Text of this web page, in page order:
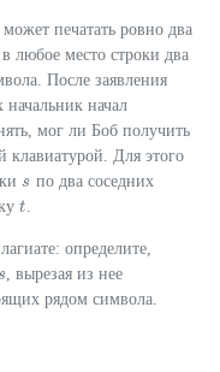
печатать ровно два
любое место строки два
После заявления
начал
мог ли Боб получить
клавиатурой. Для этого
s
s по два соседних
t
t
определите,
s
s
, вырезая из нее
рядом символа.